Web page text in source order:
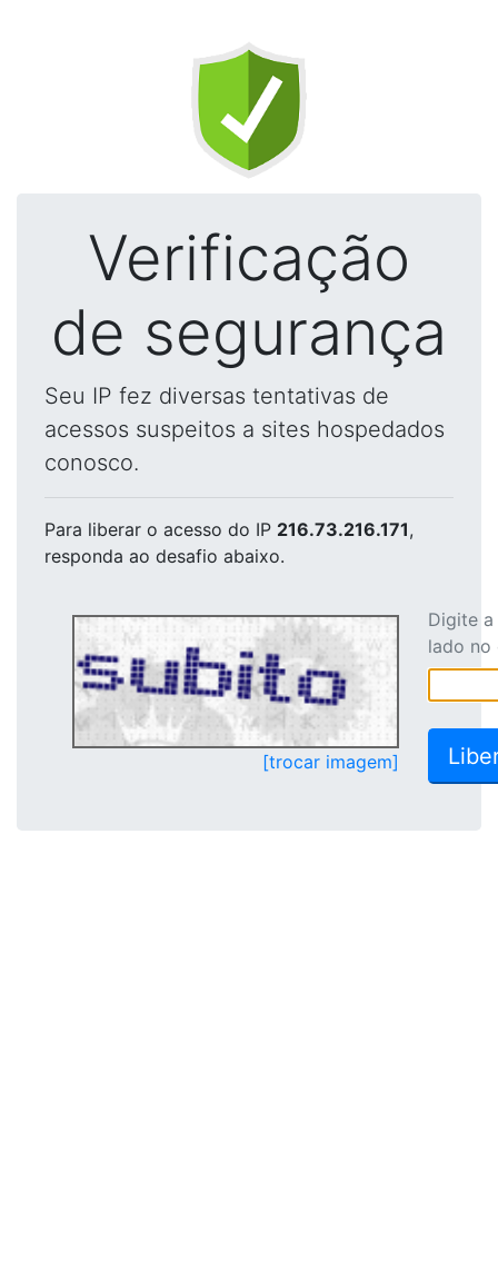
Verificação
de segurança
Seu IP fez diversas tentativas de
acessos suspeitos a sites hospedados
conosco.
Para liberar o acesso do IP 216.73.216.171,
responda ao desafio abaixo.
[trocar imagem]
Digite
lado no